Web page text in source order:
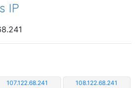
IP
107.122.68.241 108.122.68.241